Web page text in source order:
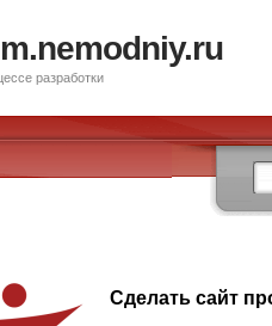
разработки
Сделать сайт